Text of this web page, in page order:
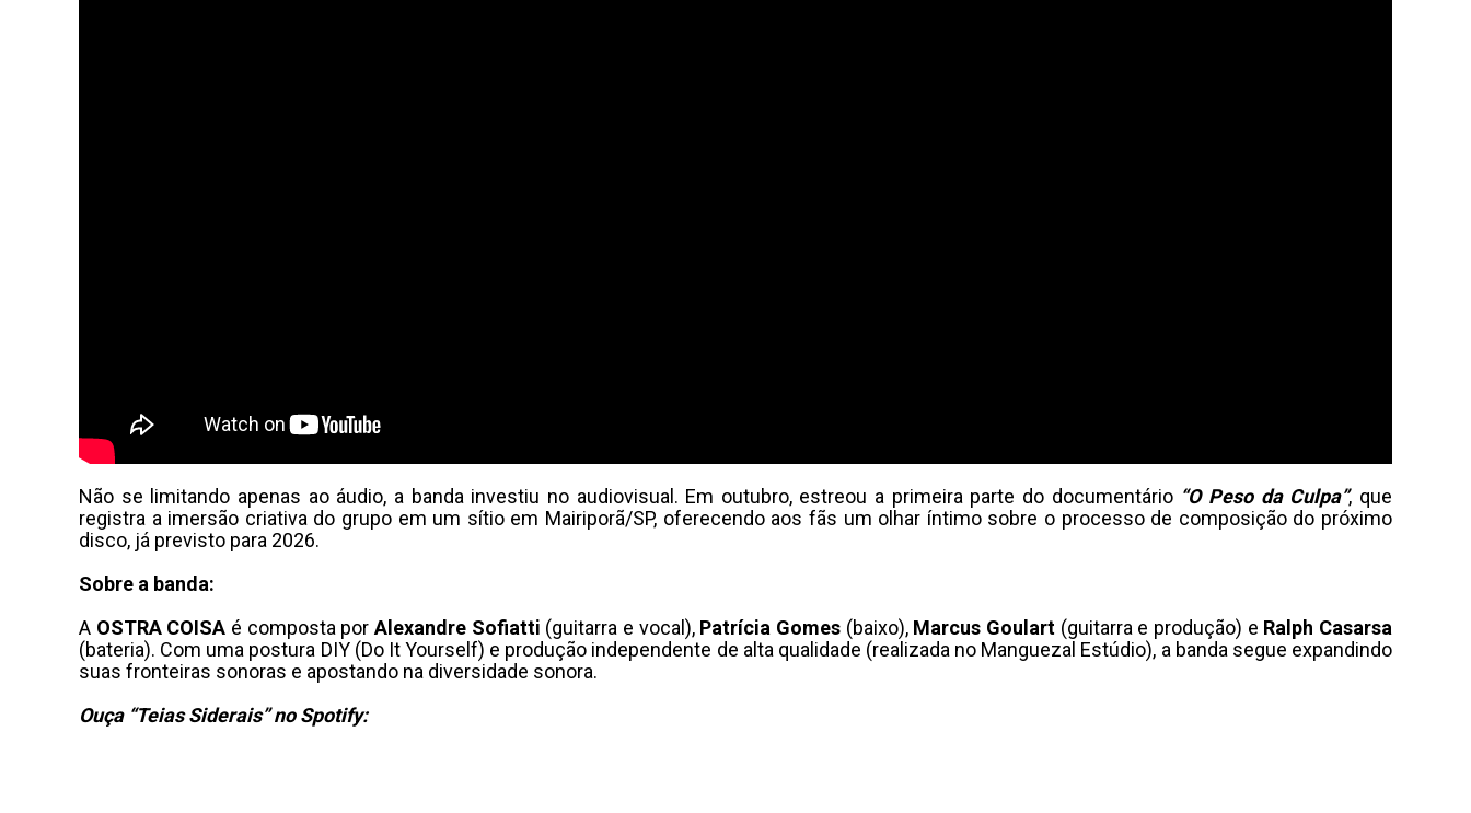
Não se limitando apenas ao áudio, a banda investiu no audiovisual. Em outubro, estreou a primeira parte do documentário “O Peso da Culpa”, que
registra a imersão criativa do grupo em um sítio em Mairiporã/SP, oferecendo aos fãs um olhar íntimo sobre o processo de composição do próximo
disco, já previsto para 2026.
Sobre a banda:
A OSTRA COISA é composta porAlexandre Sofiatti (guitarra e vocal), Patrícia Gomes (baixo), Marcus Goulart (guitarra e produção) e Ralph Casarsa
(bateria). Com uma postura DIY (Do It Yourself) e produção independente de alta qualidade (realizada no Manguezal Estúdio), a banda segue expandindo
suas fronteiras sonoras e apostando na diversidade sonora.
Ouça “Teias Siderais” no Spotify: